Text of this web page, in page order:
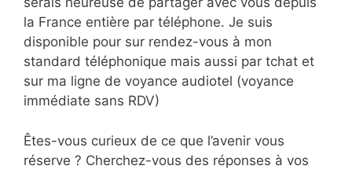
la France entière par téléphone. Je suis
disponible pour sur rendez-vous à mon
standard téléphonique mais aussi par tchat et
sur ma ligne de voyance audiotel (voyance
immédiate sans RDV)
Êtes-vous curieux de ce que l’avenir vous
réserve ? Cherchez-vous des réponses à vos